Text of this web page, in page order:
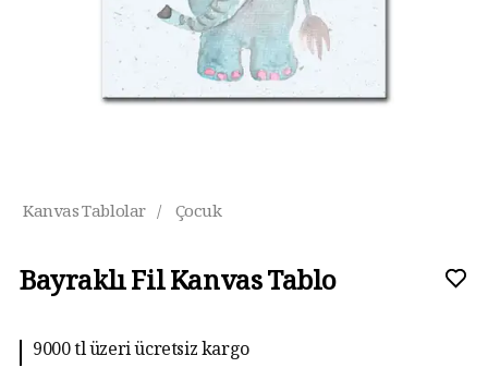
Kanvas Tablolar / Çocuk
Bayraklı Fil Kanvas Tablo
9000 tl üzeri ücretsiz kargo